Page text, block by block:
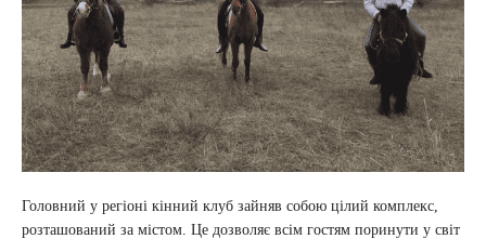
Головний у регіоні кінний клуб зайняв собою цілий комплекс,
розташований за містом. Це дозволяє всім гостям поринути у світ